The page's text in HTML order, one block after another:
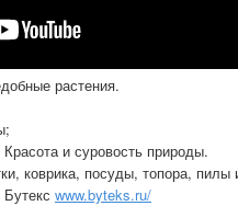
растения.
и суровость природы.
коврика, посуды, топора,
www.byteks.ru/